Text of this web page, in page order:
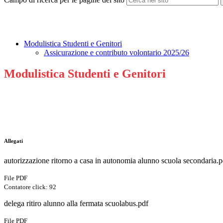
Modulistica Studenti e Genitori
Assicurazione e contributo volontario 2025/26
Modulistica Studenti e Genitori
Allegati
autorizzazione ritorno a casa in autonomia alunno scuola
File PDF
Contatore click: 92
delega ritiro alunno alla fermata scuolabus.pdf
File PDF